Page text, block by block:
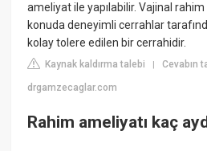
ameliyat ile yapılabilir. Vajinal rahim
konuda deneyimli cerrahlar
kolay tolere edilen bir cerrahidir.
Kaynak kaldırma talebi |Cevabın
drgamzecaglar.com
Rahim ameliyatı kaç